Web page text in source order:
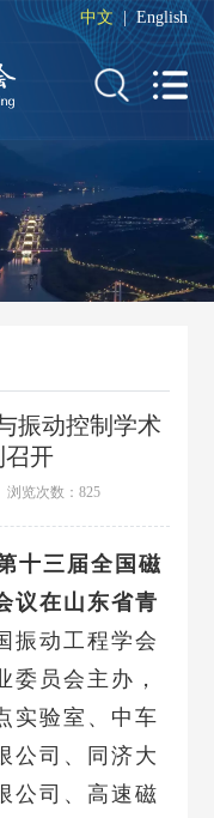
中文|English
振动控制学术
召开
览次数： 825
十三届全国磁
议在山东省青
振动工程学会
委员会主办，
实验室、中车
公司、同济大
公司、高速磁